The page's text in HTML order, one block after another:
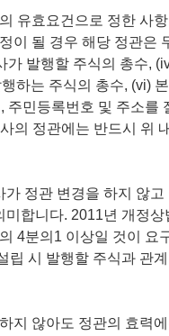
유효요건으로 정한 사
이 될 경우 해당 정관은
가 발행할 주식의 총수,
하는 주식의 총수, (vi)
주민등록번호 및 주소를
의 정관에는 반드시 위
가 정관 변경을 하지 않
합니다. 2011년 개정
4분의1 이상일 것이 요
립 시 발행할 주식과 관
지 않아도 정관의 효력